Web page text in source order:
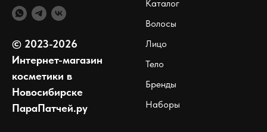
© 2023-2026
Интернет-магазин
косметики в
Новосибирске
ПараПатчей.ру
Каталог
Волосы
Лицо
Тело
Бренды
Наборы